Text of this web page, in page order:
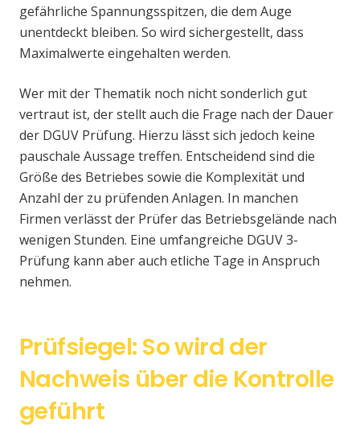
gefährliche Spannungsspitzen, die dem Auge
unentdeckt bleiben. So wird sichergestellt, dass
Maximalwerte eingehalten werden.
Wer mit der Thematik noch nicht sonderlich gut
vertraut ist, der stellt auch die Frage nach der Dauer
der DGUV Prüfung. Hierzu lässt sich jedoch keine
pauschale Aussage treffen. Entscheidend sind die
Größe des Betriebes sowie die Komplexität und
Anzahl der zu prüfenden Anlagen. In manchen
Firmen verlässt der Prüfer das Betriebsgelände nach
wenigen Stunden. Eine umfangreiche DGUV 3-
Prüfung kann aber auch etliche Tage in Anspruch
nehmen.
Prüfsiegel: So wird der
Nachweis über die Kontrolle
geführt